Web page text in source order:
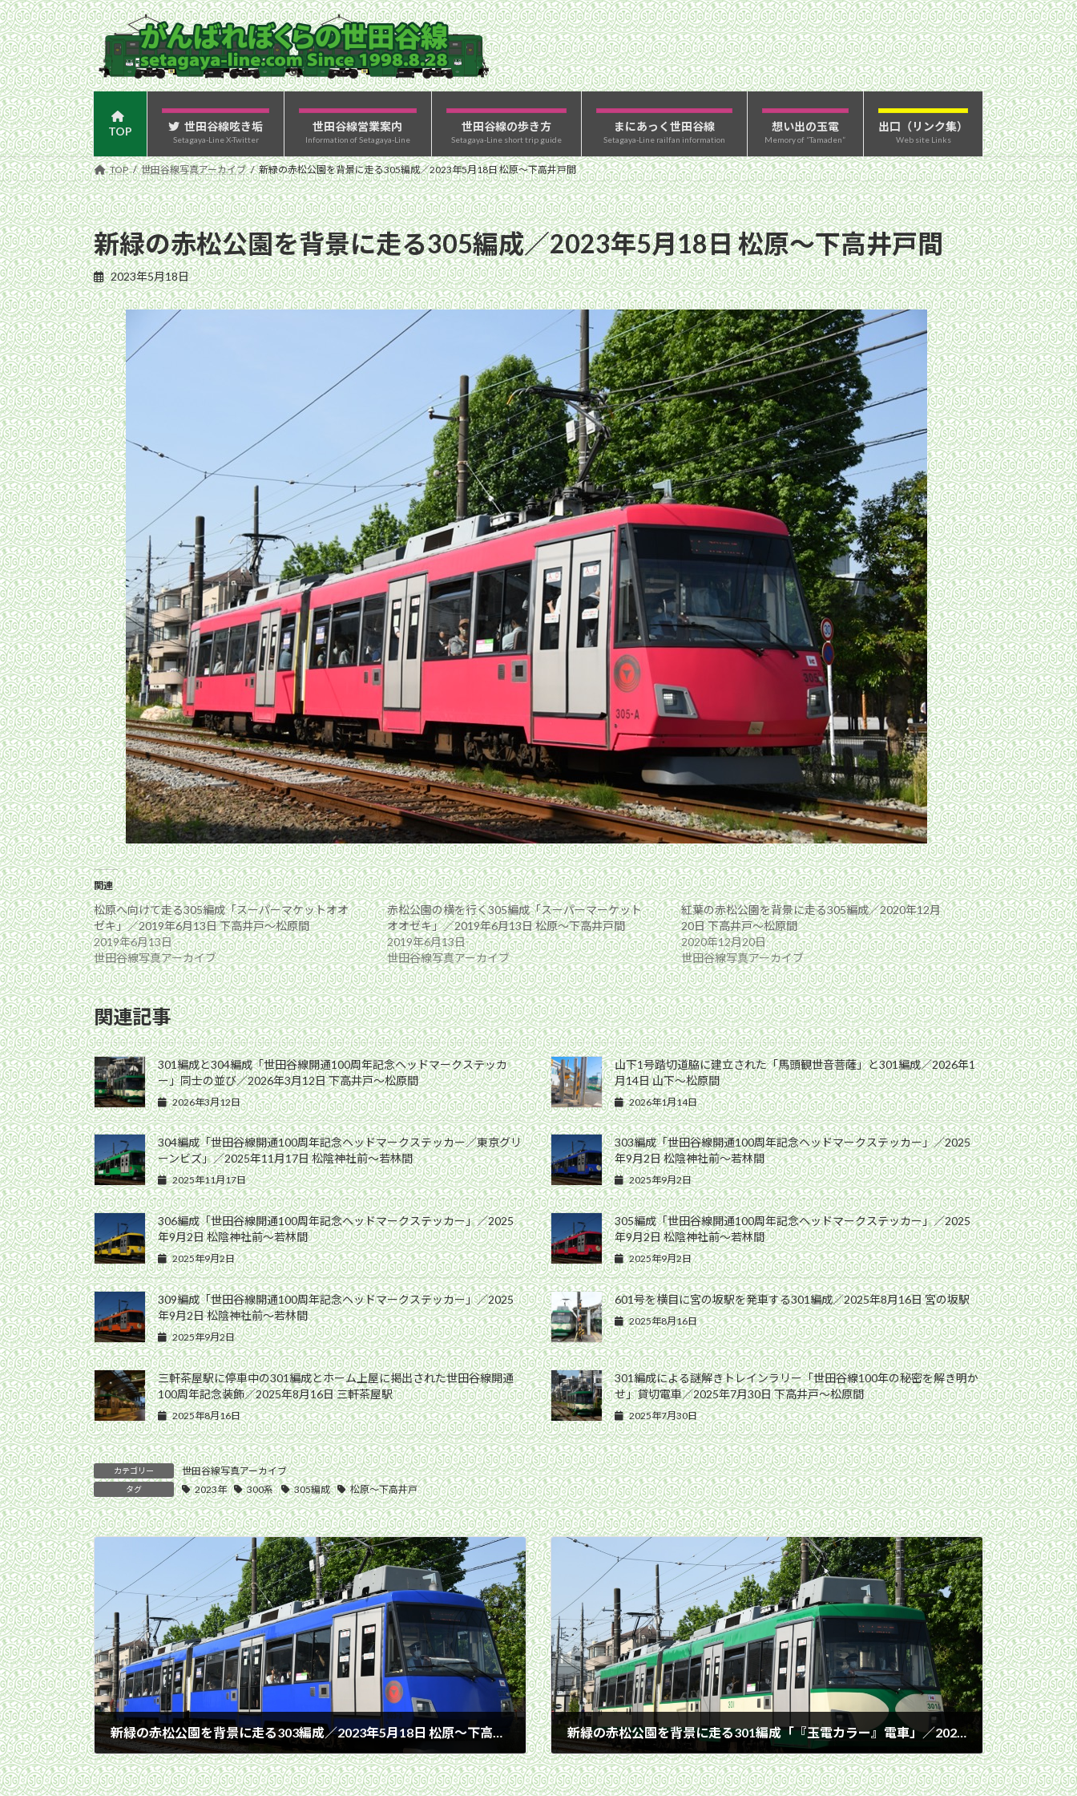
コ
ン
テ
ン
ツ
へ
ス
キ
ッ
プ
ナ
ビ
ゲ
ー
シ
ョ
ン
に
移
動
TOP 世田谷線呟き垢
Setagaya-Line X-Twitter
世田谷線営業案内
Information of Setagaya-Line
世田谷線の歩き方
Setagaya-Line short trip guide
まにあっく世田谷線
Setagaya-Line railfan information
想い出の玉電
Memory of “Tamaden”
出口（リンク集）
Web site Links
TOP 世田谷線写真アーカイブ 新緑の赤松公園を背景に走る305編成／2023年5月18日 松原〜下高井戸間
新緑の赤松公園を背景に走る305編成／2023年5月18日 松原〜下高井戸間
2023年5月18日
関連
松原へ向けて走る305編成「スーパーマケットオオ
ゼキ」／2019年6月13日 下高井戸〜松原間
2019年6月13日
世田谷線写真アーカイブ
赤松公園の横を行く305編成「スーパーマーケット
オオゼキ」／2019年6月13日 松原〜下高井戸間
2019年6月13日
世田谷線写真アーカイブ
紅葉の赤松公園を背景に走る305編成／2020年12月
20日 下高井戸〜松原間
2020年12月20日
世田谷線写真アーカイブ
関連記事
301編成と304編成「世田谷線開通100周年記念ヘッドマークステッカ
ー」同士の並び／2026年3月12日 下高井戸〜松原間
2026年3月12日
山下1号踏切道脇に建立された「馬頭観世音菩薩」と301編成／2026年1
月14日 山下〜松原間
2026年1月14日
304編成「世田谷線開通100周年記念ヘッドマークステッカー／東京グリ
ーンビズ」／2025年11月17日 松陰神社前〜若林間
2025年11月17日
303編成「世田谷線開通100周年記念ヘッドマークステッカー」／2025
年9月2日 松陰神社前〜若林間
2025年9月2日
306編成「世田谷線開通100周年記念ヘッドマークステッカー」／2025
年9月2日 松陰神社前〜若林間
2025年9月2日
305編成「世田谷線開通100周年記念ヘッドマークステッカー」／2025
年9月2日 松陰神社前〜若林間
2025年9月2日
309編成「世田谷線開通100周年記念ヘッドマークステッカー」／2025
年9月2日 松陰神社前〜若林間
2025年9月2日
601号を横目に宮の坂駅を発車する301編成／2025年8月16日 宮の坂駅
2025年8月16日
三軒茶屋駅に停車中の301編成とホーム上屋に掲出された世田谷線開通
100周年記念装飾／2025年8月16日 三軒茶屋駅
2025年8月16日
301編成による謎解きトレインラリー「世田谷線100年の秘密を解き明か
せ」貸切電車／2025年7月30日 下高井戸〜松原間
2025年7月30日
カテゴリー 世田谷線写真アーカイブ
タグ 2023年 300系 305編成 松原〜下高井戸
新緑の赤松公園を背景に走る303編成／2023年5月18日 松原〜下高井戸間
2023年5月18日
新緑の赤松公園を背景に走る301編成「『玉電カラー』電車」／2023年5月18日 松原〜下高井戸間
2023年5月18日